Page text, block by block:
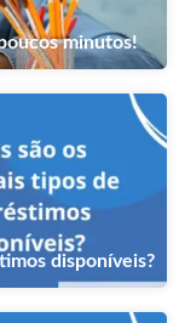
minutos!
disponíveis?